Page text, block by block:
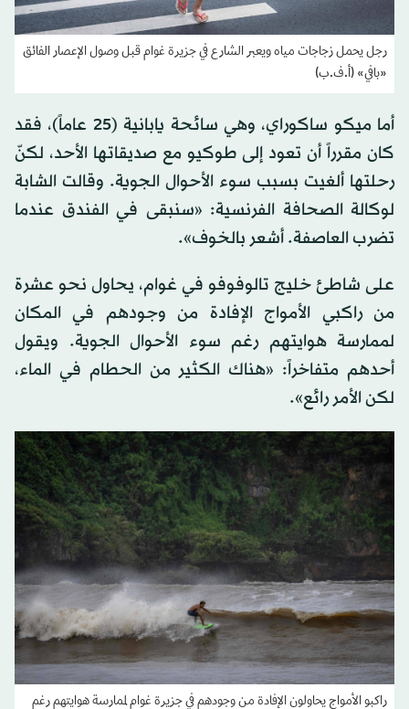
رجل يحمل زجاجات مياه ويعبر الشارع في جزيرة غوام قبل وصول الإعصار الفائق
«بافي» (أ.ف.ب)
أما ميكو ساكوراي، وهي سائحة يابانية (25 عاماً)، فقد
كان مقرراً أن تعود إلى طوكيو مع صديقاتها الأحد، لكنّ
رحلتها ألغيت بسبب سوء الأحوال الجوية. وقالت الشابة
لوكالة الصحافة الفرنسية: «سنبقى في الفندق عندما
تضرب العاصفة. أشعر بالخوف».
على شاطئ خليج تالوفوفو في غوام، يحاول نحو عشرة
من راكبي الأمواج الإفادة من وجودهم في المكان
لممارسة هوايتهم رغم سوء الأحوال الجوية. ويقول
أحدهم متفاخراً: «هناك الكثير من الحطام في الماء،
لكن الأمر رائع».
راكبو الأمواج يحاولون الإفادة من وجودهم في جزيرة غوام لممارسة هوايتهم رغم